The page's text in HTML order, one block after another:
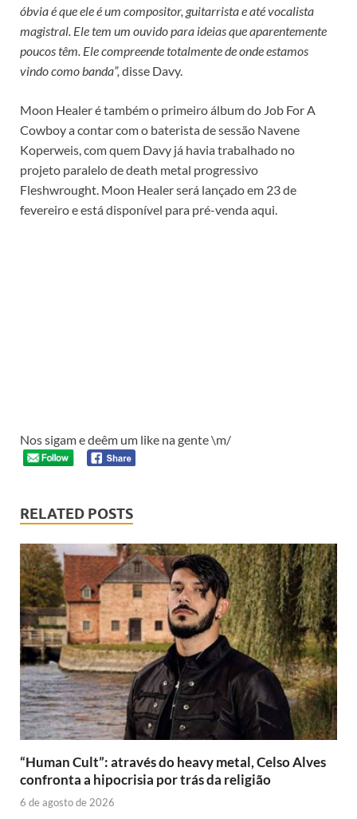
óbvia é que ele é um compositor, guitarrista e até vocalista
magistral. Ele tem um ouvido para ideias que aparentemente
poucos têm. Ele compreende totalmente de onde estamos
vindo como banda”, disse Davy.
Moon Healer é também o primeiro álbum do Job For A
Cowboy a contar com o baterista de sessão Navene
Koperweis, com quem Davy já havia trabalhado no
projeto paralelo de death metal progressivo
Fleshwrought. Moon Healer será lançado em 23 de
fevereiro e está disponível para pré-venda aqui.
Nos sigam e deêm um like na gente \m/
RELATED POSTS
“Human Cult”: através do heavy metal, Celso Alves
confronta a hipocrisia por trás da religião
6 de agosto de 2026